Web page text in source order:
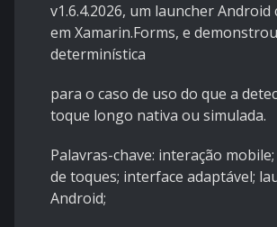
v1.6.4.2026, um launcher
em Xamarin.Forms, e
determinística
para o caso de uso do que a
toque longo nativa ou simulada.
Palavras-chave: interação mobile;
de toques; interface adaptável;
Android;